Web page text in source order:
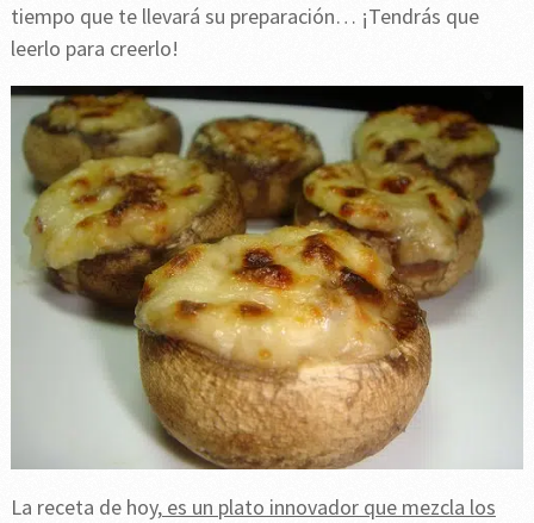
tiempo que te llevará su preparación… ¡Tendrás que
leerlo para creerlo!
La receta de hoy,es un plato innovador que mezcla los